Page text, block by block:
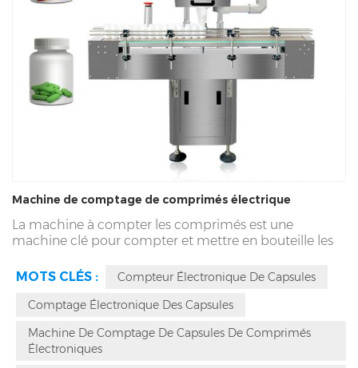
Machine de comptage de comprimés électrique
La machine à compter les comprimés est une
machine clé pour compter et mettre en bouteille les
précision le volume de remplissage de chaque
bouteille pour obtenir une production et un
emballage efficaces. Cet article explorera comment la
précis et maintient une précision de fonctionnement
supérieure à 99,7 %.
MOTS CLÉS :
Compteur Électronique De Capsules
Comptage Électronique Des Capsules
Machine De Comptage De Capsules De Comprimés
Électroniques